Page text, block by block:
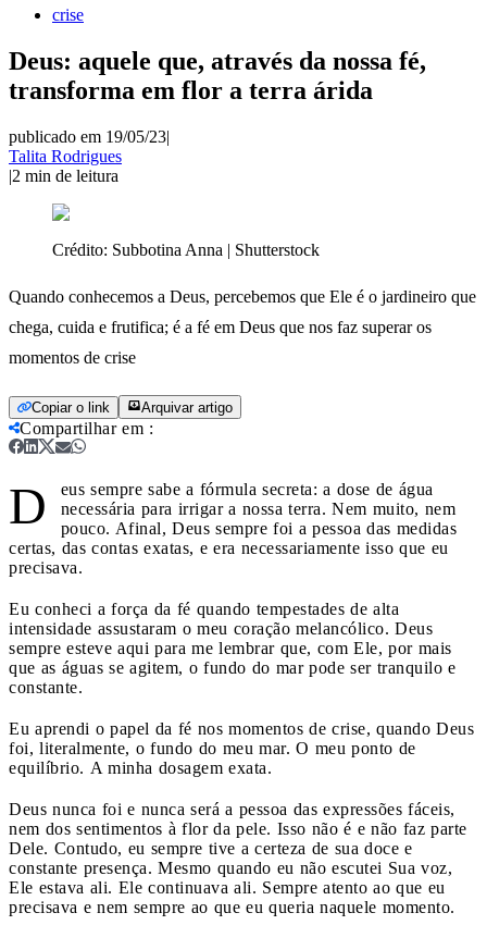
crise
Deus: aquele que, através da nossa fé,
transforma em flor a terra árida
publicado em 19/05/23|
Talita Rodrigues
|2 min de leitura
Crédito: Subbotina Anna | Shutterstock
Quando conhecemos a Deus, percebemos que Ele é o jardineiro que
chega, cuida e frutifica; é a fé em Deus que nos faz superar os
momentos de crise
Copiar o link Arquivar artigo
Compartilhar em :
D
eus sempre sabe a fórmula secreta: a dose de água
necessária para irrigar a nossa terra. Nem muito, nem
pouco. Afinal, Deus sempre foi a pessoa das medidas
certas, das contas exatas, e era necessariamente isso que eu
precisava.
Eu conheci a força da fé quando tempestades de alta
intensidade assustaram o meu coração melancólico. Deus
sempre esteve aqui para me lembrar que, com Ele, por mais
que as águas se agitem, o fundo do mar pode ser tranquilo e
constante.
Eu aprendi o papel da fé nos momentos de crise, quando Deus
foi, literalmente, o fundo do meu mar. O meu ponto de
equilíbrio. A minha dosagem exata.
Deus nunca foi e nunca será a pessoa das expressões fáceis,
nem dos sentimentos à flor da pele. Isso não é e não faz parte
Dele. Contudo, eu sempre tive a certeza de sua doce e
constante presença. Mesmo quando eu não escutei Sua voz,
Ele estava ali. Ele continuava ali. Sempre atento ao que eu
precisava e nem sempre ao que eu queria naquele momento.